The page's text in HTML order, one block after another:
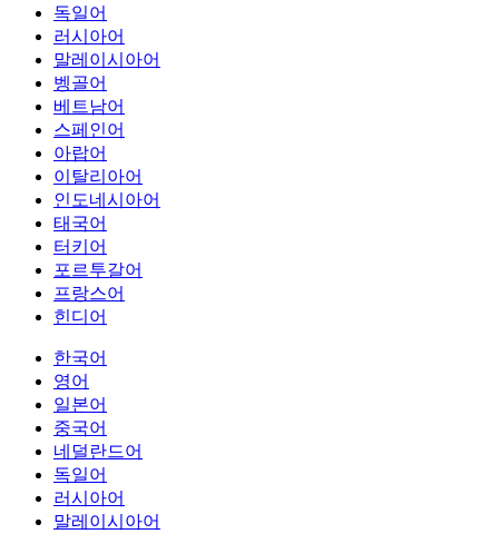
독일어
러시아어
말레이시아어
벵골어
베트남어
스페인어
아랍어
이탈리아어
인도네시아어
태국어
터키어
포르투갈어
프랑스어
힌디어
한국어
영어
일본어
중국어
네덜란드어
독일어
러시아어
말레이시아어